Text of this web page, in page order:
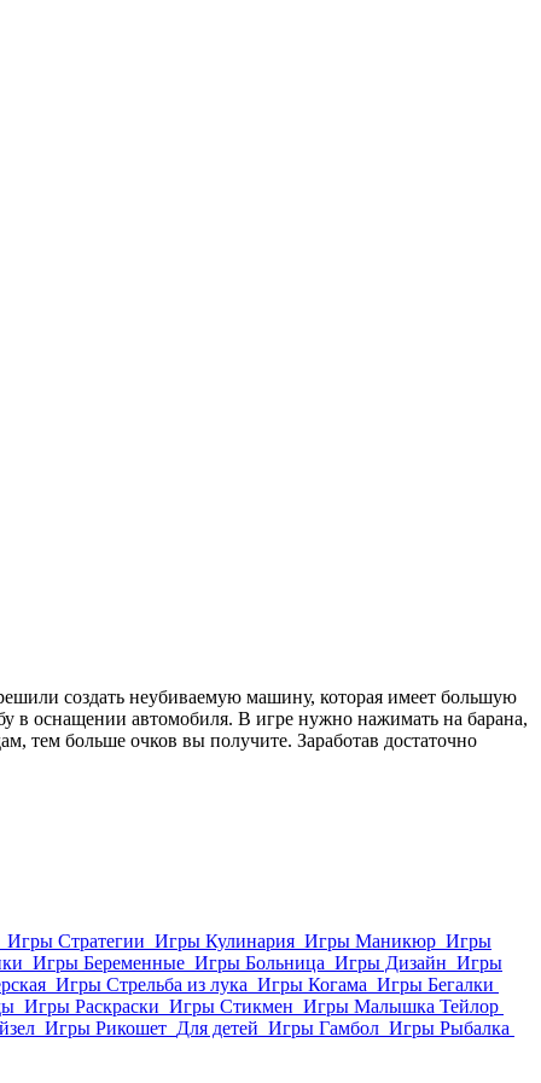
создать неубиваемую машину, которая имеет большую
в оснащении автомобиля. В игре нужно нажимать на барана,
тем больше очков вы получите. Заработав достаточно
Игры Стратегии Игры Кулинария Игры Маникюр Игры
Игры Беременные Игры Больница Игры Дизайн Игры
Игры Стрельба из лука Игры Когама Игры Бегалки
Игры Раскраски Игры Стикмен Игры Малышка Тейлор
Игры Рикошет Для детей Игры Гамбол Игры Рыбалка